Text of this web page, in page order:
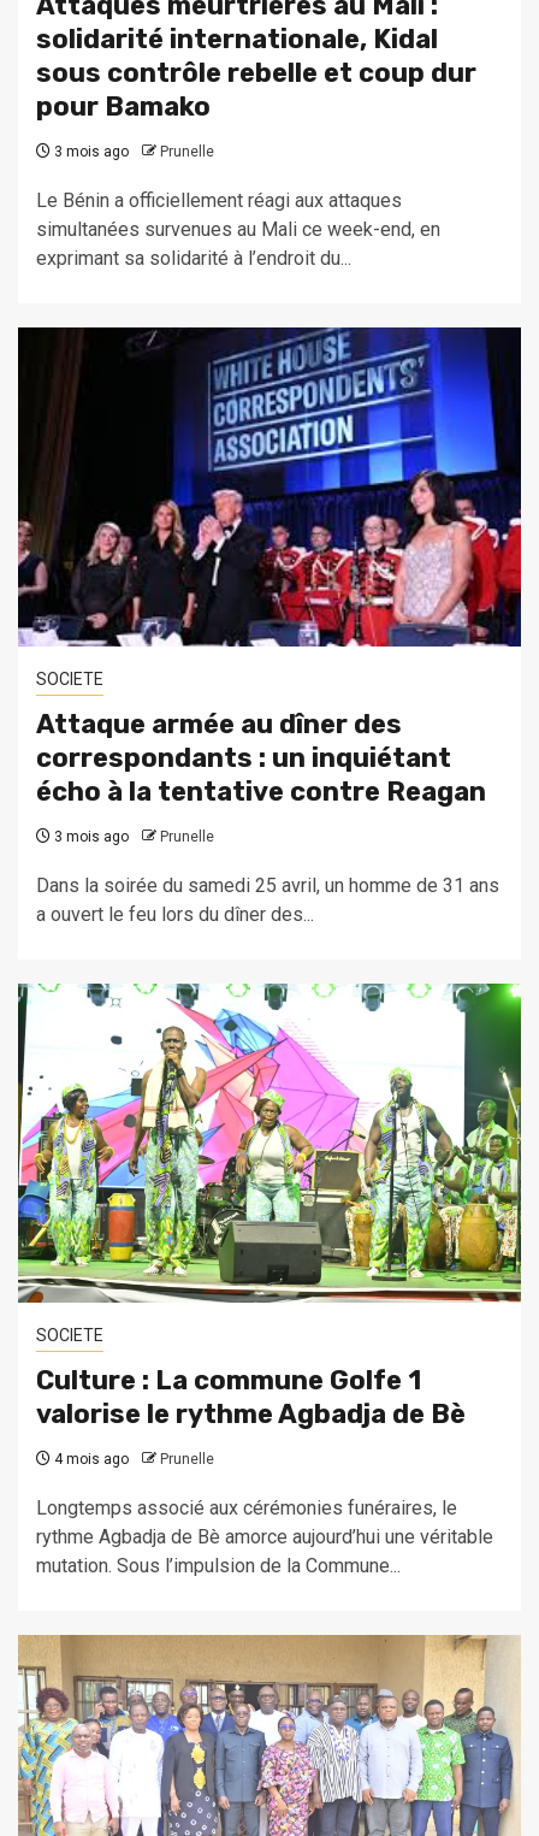
solidarité internationale, Kidal
sous contrôle rebelle et coup dur
pour Bamako
3 mois ago Prunelle
Le Bénin a officiellement réagi aux attaques
simultanées survenues au Mali ce week-end, en
exprimant sa solidarité à l’endroit du...
SOCIETE
Attaque armée au dîner des
correspondants : un inquiétant
écho à la tentative contre Reagan
3 mois ago Prunelle
Dans la soirée du samedi 25 avril, un homme de 31 ans
a ouvert le feu lors du dîner des...
SOCIETE
Culture : La commune Golfe 1
valorise le rythme Agbadja de Bè
4 mois ago Prunelle
Longtemps associé aux cérémonies funéraires, le
rythme Agbadja de Bè amorce aujourd’hui une véritable
mutation. Sous l’impulsion de la Commune...